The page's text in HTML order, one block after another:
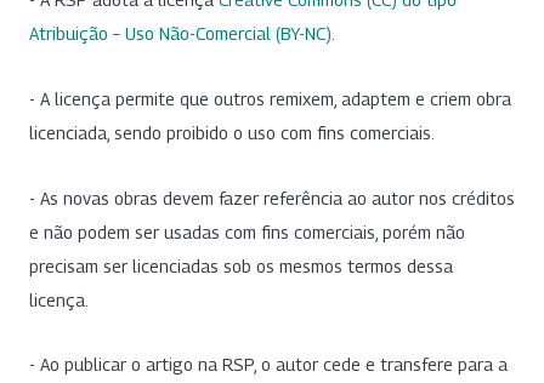
Atribuição – Uso Não-Comercial (BY-NC).
- A licença permite que outros remixem, adaptem e criem obra
licenciada, sendo proibido o uso com fins comerciais.
- As novas obras devem fazer referência ao autor nos créditos
e não podem ser usadas com fins comerciais, porém não
precisam ser licenciadas sob os mesmos termos dessa
licença.
- Ao publicar o artigo na RSP, o autor cede e transfere para a